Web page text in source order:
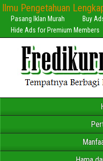
Ilmu Pengetahuan
Pasang Iklan Murah
Buy
Hide Ads for Premium Members